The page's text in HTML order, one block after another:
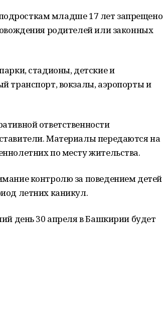
младше 17 лет запрещено
родителей или законных
стадионы, детские и
транспорт, вокзалы, аэропорты и
ответственности
Материалы передаются на
по месту жительства.
контролю за поведением детей
летних каникул.
день 30 апреля в Башкирии будет